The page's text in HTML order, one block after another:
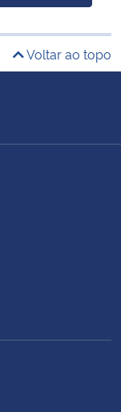
Voltar ao topo